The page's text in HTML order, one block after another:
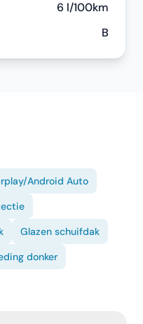
6 l/100km
B
Android Auto
Glazen schuifdak
donker